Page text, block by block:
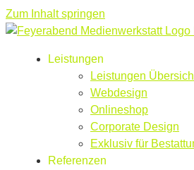
Zum Inhalt springen
Leistungen
Leistungen
Webdesign
Onlineshop
Corporate Design
Exklusiv für
Referenzen